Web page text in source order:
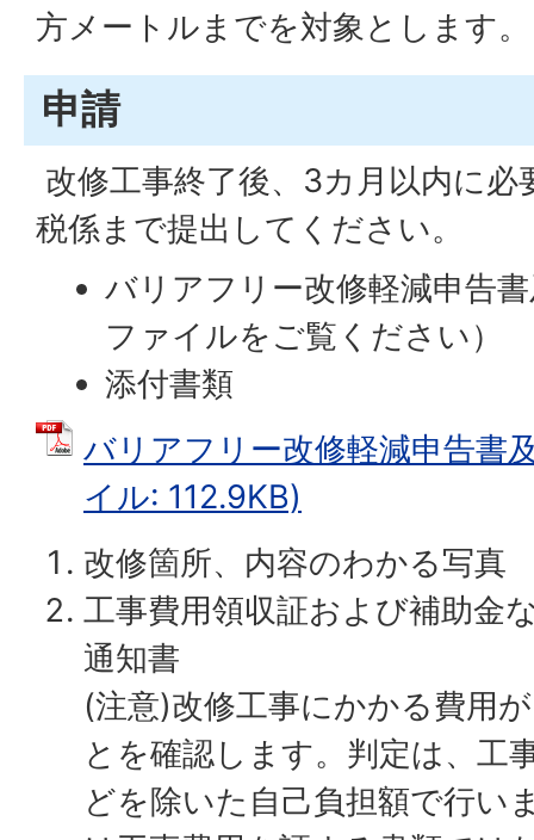
方メートルまでを対象とします。
申請
改修工事終了後、3カ月以内に必
税係まで提出してください。
バリアフリー改修軽減申告
ファイルをご覧ください）
添付書類
バリアフリー改修軽減申告書
イル: 112.9KB)
改修箇所、内容のわかる写真
工事費用領収証および補助金
通知書
(注意)改修工事にかかる費用
とを確認します。判定は、工
どを除いた自己負担額で行い